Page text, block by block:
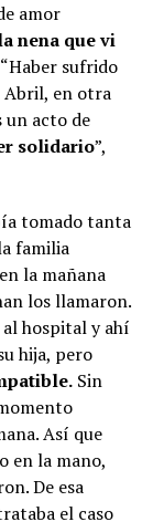
amor
nena que vi
sufrido
Abril, en otra
un acto de
solidario”,
tomado tanta
familia
la mañana
los llamaron.
hospital y ahí
hija, pero
Sin
Así que
en la mano,
De esa
el caso